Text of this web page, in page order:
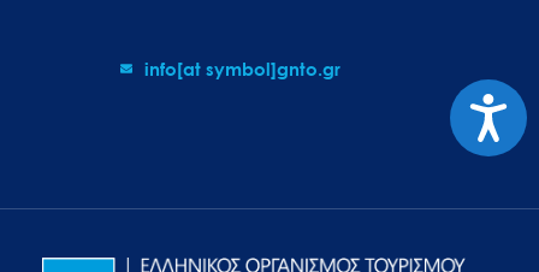
info[at symbol]gnto.gr